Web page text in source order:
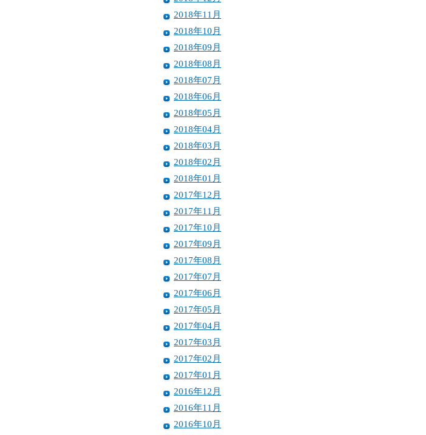
2018年11月
2018年10月
2018年09月
2018年08月
2018年07月
2018年06月
2018年05月
2018年04月
2018年03月
2018年02月
2018年01月
2017年12月
2017年11月
2017年10月
2017年09月
2017年08月
2017年07月
2017年06月
2017年05月
2017年04月
2017年03月
2017年02月
2017年01月
2016年12月
2016年11月
2016年10月